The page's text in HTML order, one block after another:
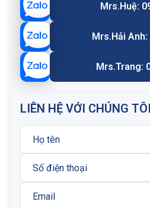
Bơm piston Rexroth lưu
DR31R-
Ưu điểm thiết kế nổi bật
Bơm A10VSO được Bosch
ưu điểm kỹ thuật:
Mrs.Huệ:
Mrs.Hải
Mrs.Trang:
LIÊN HỆ VỚI CHÚNG TÔI